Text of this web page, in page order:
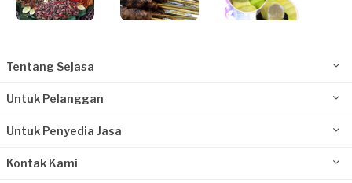
Tentang Sejasa
Untuk Pelanggan
Untuk Penyedia Jasa
Kontak Kami